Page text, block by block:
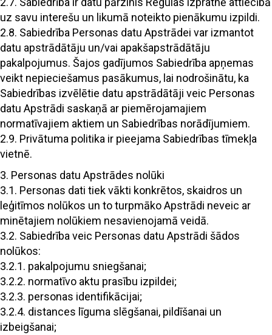
uz savu interešu un likumā noteikto pienākumu izpildi.
2.8. Sabiedrība Personas datu Apstrādei var izmantot
datu apstrādātāju un/vai apakšapstrādātāju
pakalpojumus. Šajos gadījumos Sabiedrība apņemas
veikt nepieciešamus pasākumus, lai nodrošinātu, ka
Sabiedrības izvēlētie datu apstrādātāji veic Personas
datu Apstrādi saskaņā ar piemērojamajiem
normatīvajiem aktiem un Sabiedrības norādījumiem.
2.9. Privātuma politika ir pieejama Sabiedrības tīmekļa
vietnē.
3. Personas datu Apstrādes nolūki
3.1. Personas dati tiek vākti konkrētos, skaidros un
leģitīmos nolūkos un to turpmāko Apstrādi neveic ar
minētajiem nolūkiem nesavienojamā veidā.
3.2. Sabiedrība veic Personas datu Apstrādi šādos
nolūkos:
3.2.1. pakalpojumu sniegšanai;
3.2.2. normatīvo aktu prasību izpildei;
3.2.3. personas identifikācijai;
3.2.4. distances līguma slēgšanai, pildīšanai un
izbeigšanai;